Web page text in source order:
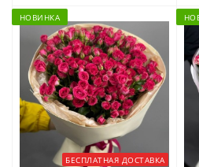
НОВИНКА
БЕСПЛАТНАЯ ДОСТАВКА